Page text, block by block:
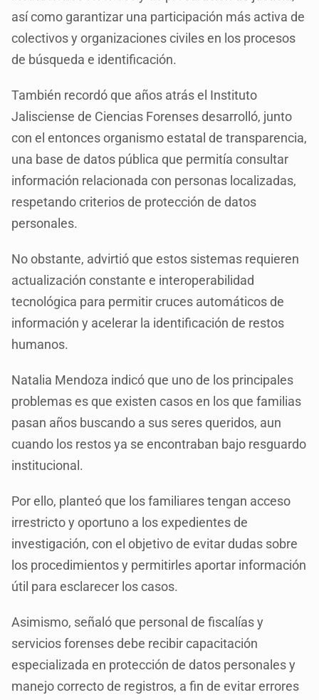
así como garantizar una participación más activa de
colectivos y organizaciones civiles en los procesos
de búsqueda e identificación.
También recordó que años atrás el Instituto
Jalisciense de Ciencias Forenses desarrolló, junto
con el entonces organismo estatal de transparencia,
una base de datos pública que permitía consultar
información relacionada con personas localizadas,
respetando criterios de protección de datos
personales.
No obstante, advirtió que estos sistemas requieren
actualización constante e interoperabilidad
tecnológica para permitir cruces automáticos de
información y acelerar la identificación de restos
humanos.
Natalia Mendoza indicó que uno de los principales
problemas es que existen casos en los que familias
pasan años buscando a sus seres queridos, aun
cuando los restos ya se encontraban bajo resguardo
institucional.
Por ello, planteó que los familiares tengan acceso
irrestricto y oportuno a los expedientes de
investigación, con el objetivo de evitar dudas sobre
los procedimientos y permitirles aportar información
útil para esclarecer los casos.
Asimismo, señaló que personal de fiscalías y
servicios forenses debe recibir capacitación
especializada en protección de datos personales y
manejo correcto de registros, a fin de evitar errores